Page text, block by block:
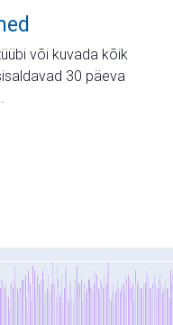
või kuvada kõik
30 päeva